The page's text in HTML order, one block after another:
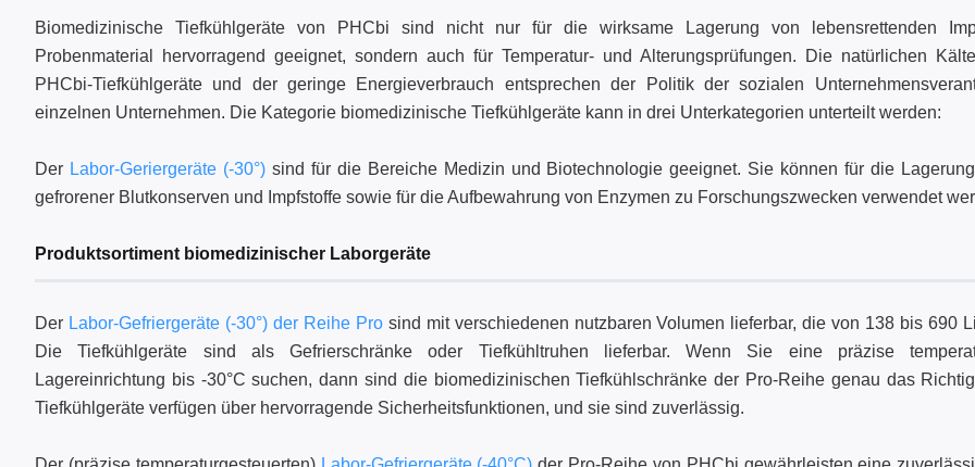
Biomedizinische Tiefkühlgeräte von PHCbi sind nicht nur für die wirksame Lagerung von lebensrettenden
Probenmaterial hervorragend geeignet, sondern auch für Temperatur- und Alterungsprüfungen. Die natürlichen
PHCbi-Tiefkühlgeräte und der geringe Energieverbrauch entsprechen der Politik der sozialen
einzelnen Unternehmen. Die Kategorie biomedizinische Tiefkühlgeräte kann in drei Unterkategorien unterteilt werden:
Der Labor-Geriergeräte (-30°)sind für die Bereiche Medizin und Biotechnologie geeignet. Sie können für die
gefrorener Blutkonserven und Impfstoffe sowie für die Aufbewahrung von Enzymen zu Forschungszwecken verwendet
Produktsortiment biomedizinischer Laborgeräte
Der Labor-Gefriergeräte (-30°) der Reihe Prosind mit verschiedenen nutzbaren Volumen lieferbar, die von 138 bis 690
Die Tiefkühlgeräte sind als Gefrierschränke oder Tiefkühltruhen lieferbar. Wenn Sie eine präzise
Lagereinrichtung bis -30°C suchen, dann sind die biomedizinischen Tiefkühlschränke der Pro-Reihe genau das
Tiefkühlgeräte verfügen über hervorragende Sicherheitsfunktionen, und sie sind zuverlässig.